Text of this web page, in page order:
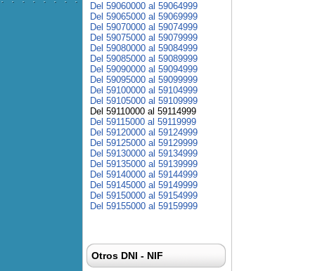
Del 59060000 al 59064999
Del 59065000 al 59069999
Del 59070000 al 59074999
Del 59075000 al 59079999
Del 59080000 al 59084999
Del 59085000 al 59089999
Del 59090000 al 59094999
Del 59095000 al 59099999
Del 59100000 al 59104999
Del 59105000 al 59109999
Del 59110000 al 59114999
Del 59115000 al 59119999
Del 59120000 al 59124999
Del 59125000 al 59129999
Del 59130000 al 59134999
Del 59135000 al 59139999
Del 59140000 al 59144999
Del 59145000 al 59149999
Del 59150000 al 59154999
Del 59155000 al 59159999
Otros DNI - NIF